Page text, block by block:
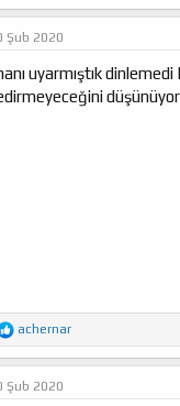
p
k
l
r
Şub 2020
uyarmıştık
T
e
p
k
achernar
Şub 2020